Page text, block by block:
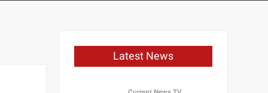
Latest News